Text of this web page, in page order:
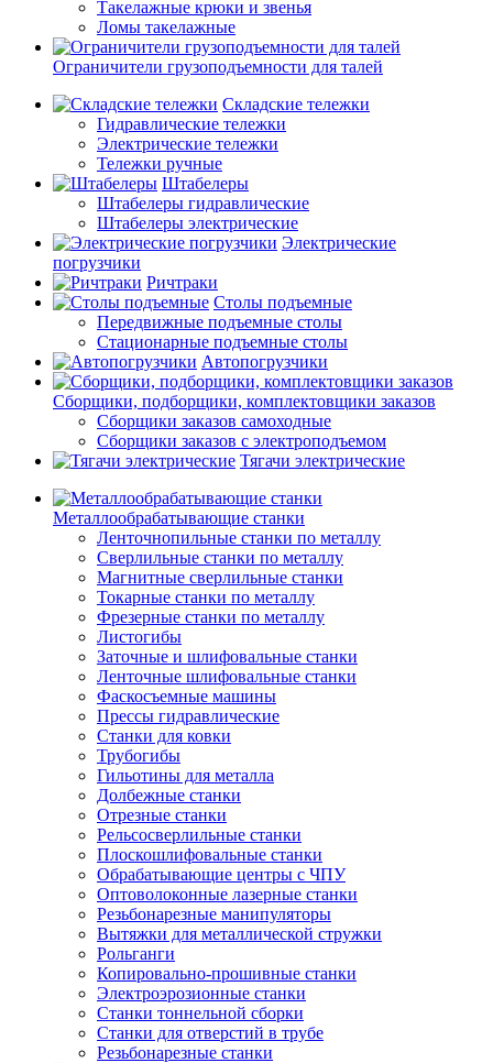
Такелажные крюки и звенья
Ломы такелажные
Ограничители грузоподъемности для талей
Складские тележки
Гидравлические тележки
Электрические тележки
Тележки ручные
Штабелеры
Штабелеры гидравлические
Штабелеры электрические
Электрические
погрузчики
Ричтраки
Столы подъемные
Передвижные подъемные столы
Стационарные подъемные столы
Автопогрузчики
Сборщики, подборщики, комплектовщики заказов
Сборщики заказов самоходные
Сборщики заказов с электроподъемом
Тягачи электрические
Металлообрабатывающие станки
Ленточнопильные станки по металлу
Сверлильные станки по металлу
Магнитные сверлильные станки
Токарные станки по металлу
Фрезерные станки по металлу
Листогибы
Заточные и шлифовальные станки
Ленточные шлифовальные станки
Фаскосъемные машины
Прессы гидравлические
Станки для ковки
Трубогибы
Гильотины для металла
Долбежные станки
Отрезные станки
Рельсосверлильные станки
Плоскошлифовальные станки
Обрабатывающие центры с ЧПУ
Оптоволоконные лазерные станки
Резьбонарезные манипуляторы
Вытяжки для металлической стружки
Рольганги
Копировально-прошивные станки
Электроэрозионные станки
Станки тоннельной сборки
Станки для отверстий в трубе
Резьбонарезные станки